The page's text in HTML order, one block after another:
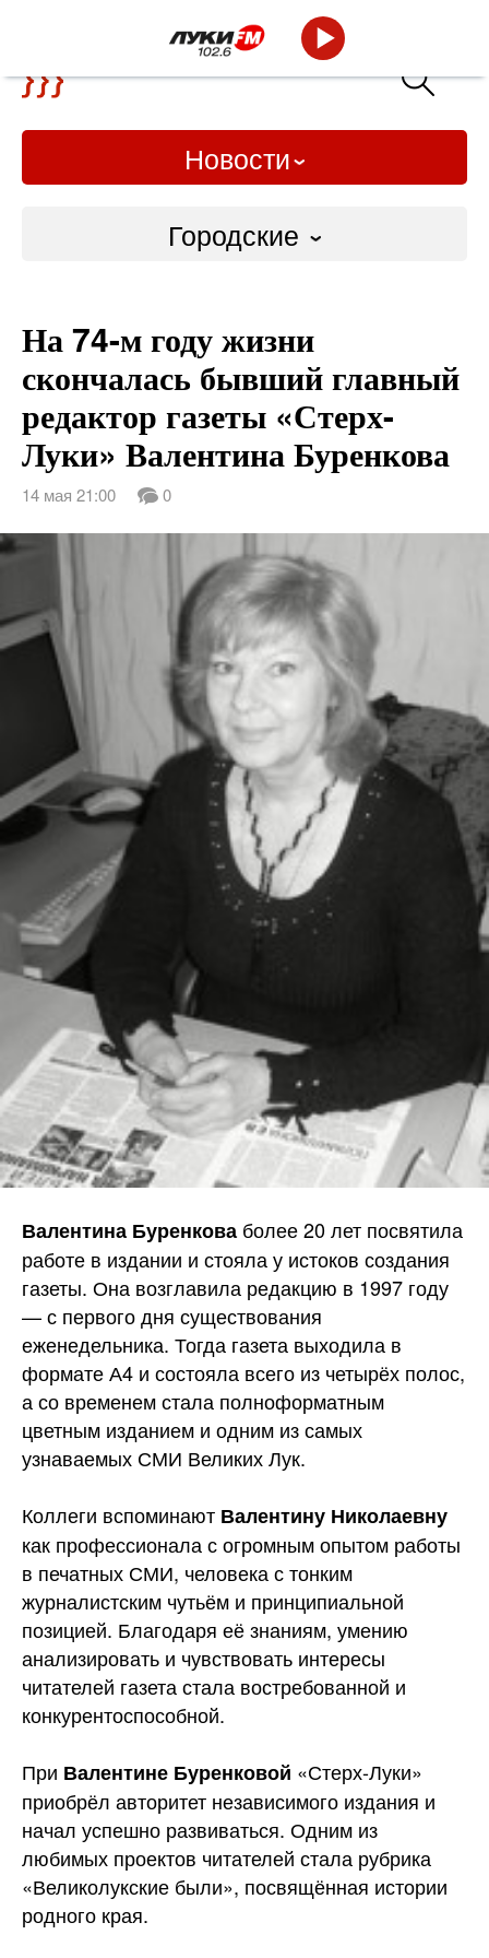
Новости
Городские
Слово Дело
Народные
ВТРК
На 74-м году жизни
скончалась бывший главный
редактор газеты «Стерх-
Луки» Валентина Буренкова
14 мая 21:00 0
Валентина Буренкова более 20 лет посвятила
работе в издании и стояла у истоков создания
газеты. Она возглавила редакцию в 1997 году
— с первого дня существования
еженедельника. Тогда газета выходила в
формате А4 и состояла всего из четырёх полос,
а со временем стала полноформатным
цветным изданием и одним из самых
узнаваемых СМИ Великих Лук.
Коллеги вспоминают Валентину Николаевну
как профессионала с огромным опытом работы
в печатных СМИ, человека с тонким
журналистским чутьём и принципиальной
позицией. Благодаря её знаниям, умению
анализировать и чувствовать интересы
читателей газета стала востребованной и
конкурентоспособной.
При Валентине Буренковой «Стерх-Луки»
приобрёл авторитет независимого издания и
начал успешно развиваться. Одним из
любимых проектов читателей стала рубрика
«Великолукские были», посвящённая истории
родного края.